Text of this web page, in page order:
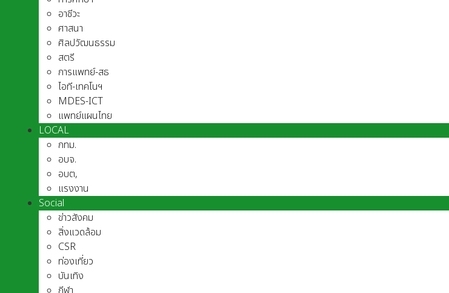
อาชีวะ
ศาสนา
ศิลปวัฒนธรรม
สตรี
การแพทย์-สธ
ไอที-เทคโนฯ
MDES-ICT
แพทย์แผนไทย
LOCAL
กทม.
อบจ.
อบต,
แรงงาน
Social
ข่าวสังคม
สิ่งแวดล้อม
CSR
ท่องเที่ยว
บันเทิง